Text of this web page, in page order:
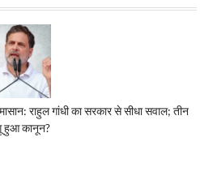
राहुल गांधी का सरकार से सीधा सवाल; तीन
हुआ कानून?